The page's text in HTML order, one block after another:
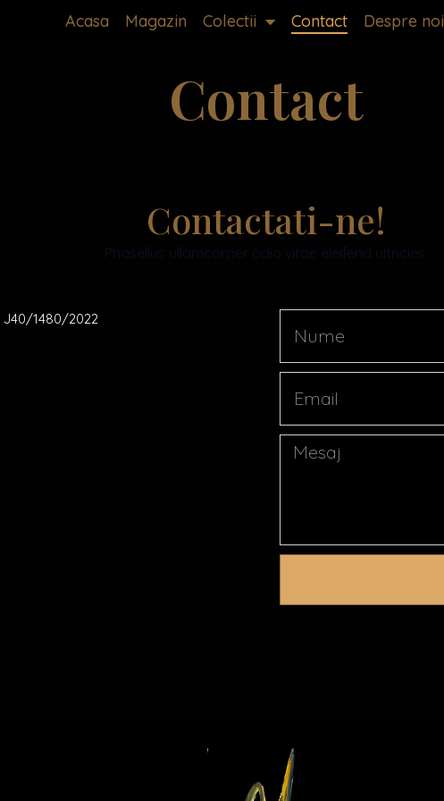
Acasa Magazin Colectii Contact Despre noi
Contact
Contactati-ne!
Phasellus ullamcorper odio vitae eleifend ultricies.
J40/1480/2022
Mesaj